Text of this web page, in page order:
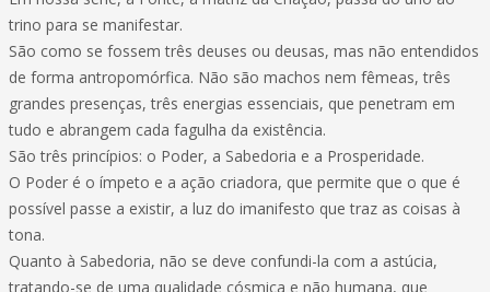
trino para se manifestar.
São como se fossem três deuses ou deusas, mas não entendidos
de forma antropomórfica. Não são machos nem fêmeas, três
grandes presenças, três energias essenciais, que penetram em
tudo e abrangem cada fagulha da existência.
São três princípios: o Poder, a Sabedoria e a Prosperidade.
O Poder é o ímpeto e a ação criadora, que permite que o que é
possível passe a existir, a luz do imanifesto que traz as coisas à
tona.
Quanto à Sabedoria, não se deve confundi-la com a astúcia,
tratando-se de uma qualidade cósmica e não humana, que